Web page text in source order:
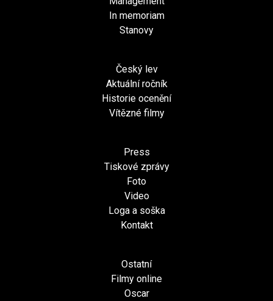
In memoriam
Stanovy
Český lev
Aktuální ročník
Historie ocenění
Vítězné filmy
Press
Tiskové zprávy
Foto
Video
Loga a soška
Kontakt
Ostatní
Filmy online
Oscar